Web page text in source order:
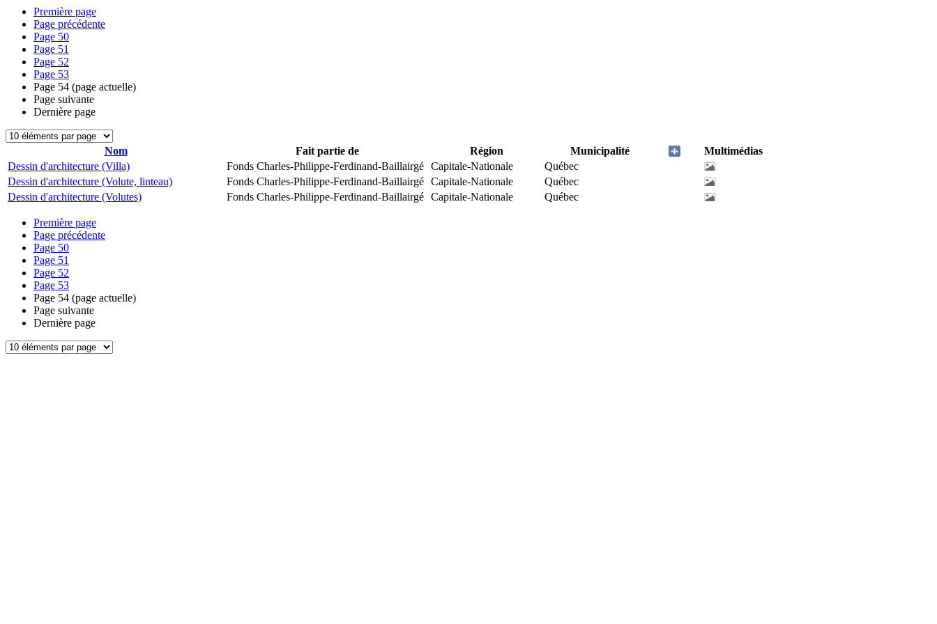
Première page
Page précédente
Page 50
Page 51
Page 52
Page 53
Page 54 (page actuelle)
Page suivante
Dernière page
Nom Fait partie de Région Municipalité
Multimédias
Dessin d'architecture (Villa)
Fonds Charles-Philippe-Ferdinand-Baillairgé Capitale-Nationale
Québec
Dessin d'architecture (Volute, linteau)
Fonds Charles-Philippe-Ferdinand-Baillairgé Capitale-Nationale
Québec
Dessin d'architecture (Volutes)
Fonds Charles-Philippe-Ferdinand-Baillairgé Capitale-Nationale Québec
Première page
Page précédente
Page 50
Page 51
Page 52
Page 53
Page 54 (page actuelle)
Page suivante
Dernière page